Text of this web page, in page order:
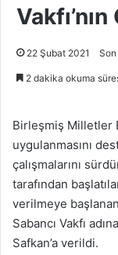
22 Şubat 2021
2 dakika okuma
Birleşmiş Milletler
uygulanmasını
çalışmalarını
tarafından
verilmeye başlanan
Sabancı Vakfı
Safkan’a verildi.